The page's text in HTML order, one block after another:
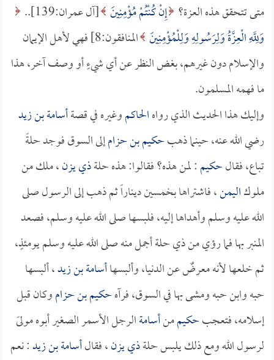
متى تتحقق هذه العزة؟ إِنْ كُنْتُمْ مُؤْمِنِينَ [آل عمران:139]..
وَلِلَّهِ الْعِزَّةُ وَلِرَسُولِهِ وَلِلْمُؤْمِنِينَ
المنافقون:8] فهي لأهل الإيمان
والإسلام دون غيرهم، بغض النظر عن أي شيءٍ أو وصف آخر، هذا
ما فهمه المسلمون.
وإليك هذا الحديث الذي رواهالحاكموغيره في قصةأسامة بن زيد
رضي الله عنه، حينما ذهبحكيم بن حزامإلى السوق فوجد حلةً
تباع، فقالحكيم: لمن هذه؟ فقالوا: هذه حلةذي يزن، ملك من
ملوكاليمن، فاشتراها بخمسين ديناراً ثم ذهب إلى الرسول صلى
الله عليه وسلم وأهداها إليه، فلبسها صلى الله عليه وسلم، فصعد
المنبر بها فما رؤي من ذي حلة أجمل منه صلى الله عليه وسلم يومئذٍ،
ثم خلعها لأنه معرضٌ عن الدنيا، وألبسهاأسامة بن زيد، ألبسها
حبه وابن حبه ومشى بها في السوق، فرآهحكيم بن حزاموكان قبل
إسلامه، فتعجبحكيممنأسامةالرجل الأسمر الصغير أبوه مولىً
لرسول الله ومع ذلك يلبس حلةذي يزن، فقالأسامة بن زيد: نعم